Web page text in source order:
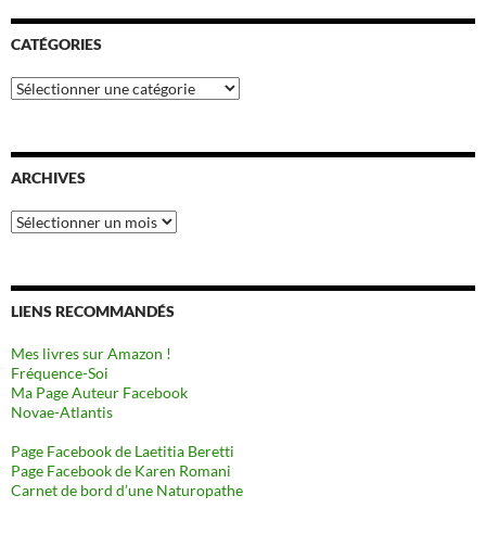
CATÉGORIES
Catégories
ARCHIVES
Archives
LIENS RECOMMANDÉS
Mes livres sur Amazon !
Fréquence-Soi
Ma Page Auteur Facebook
Novae-Atlantis
Page Facebook de Laetitia Beretti
Page Facebook de Karen Romani
Carnet de bord d’une Naturopathe